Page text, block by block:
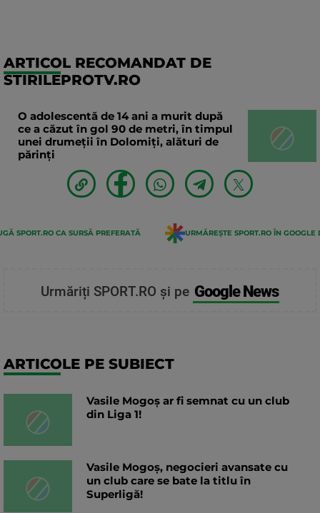
ARTICOL RECOMANDAT DE
STIRILEPROTV.RO
O adolescentă de 14 ani a murit după
ce a căzut în gol 90 de metri, în timpul
unei drumeții în Dolomiți, alături de
părinți
SPORT.RO CA SURSĂ PREFERATĂ URMĂREȘTE SPORT.RO ÎN GOOGLE
Urmăriți SPORT.RO și pe Google News
ARTICOLE PE SUBIECT
Vasile Mogoș ar fi semnat cu un club
din Liga 1!
Vasile Mogoș, negocieri avansate cu
un club care se bate la titlu în
Superligă!